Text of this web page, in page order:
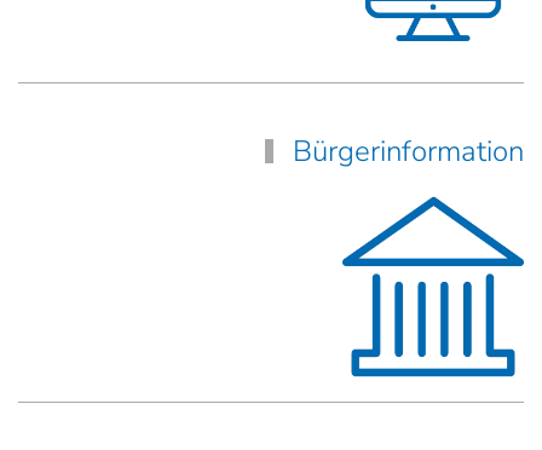
Bürgerinformation